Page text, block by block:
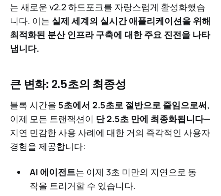
는 새로운 v2.2 하드포크를 자랑스럽게 활성화했습
니다. 이는 실제 세계의 실시간 애플리케이션을 위해
최적화된 분산 인프라 구축에 대한 주요 진전을 나타
냅니다.
큰 변화: 2.5초의 최종성
블록 시간을 5초에서 2.5초로 절반으로 줄임으로써,
이제 모든 트랜잭션이 단 2.5초 만에 최종화됩니다—
지연 민감한 사용 사례에 대한 거의 즉각적인 사용자
경험을 제공합니다:
AI 에이전트는 이제 3초 미만의 지연으로 동
작을 트리거할 수 있습니다.